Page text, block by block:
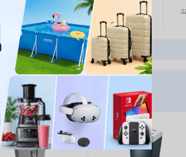
מגרסת נייר Ofitech 2310CC
קיבולת של 10 דפים 280 וואט